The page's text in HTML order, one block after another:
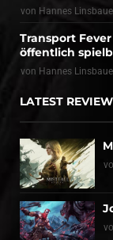
von Hannes
Transport
öffentlich
von Hannes
LATEST